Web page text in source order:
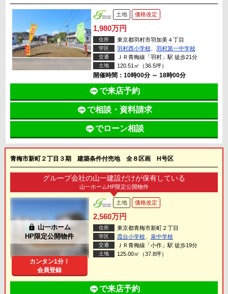
土地 価格改定
1,980万円
住所 東京都羽村市羽加美４丁目
学区 羽村西小学校、 羽村第一中学校
交通 ＪＲ青梅線「羽村」駅 徒歩21分
土地 120.51㎡（36.5坪）
開催時間：10時00分 ～ 18時00分
で来店予約
で相談・資料請求
でローン相談
青梅市新町２丁目３期 建築条件付売地 全８区画 H号区
グループ会社の山一建設だけが保有している
山一ホームHP限定公開物件
lock 山一ホーム
HP限定公開物件
カンタン1分！
会員登録
土地 価格改定
2,560万円
住所 東京都青梅市新町２丁目
学区 霞台小学校、 泉中学校
交通 ＪＲ青梅線「小作」駅 徒歩19分
土地 125.00㎡（37.8坪）
で来店予約